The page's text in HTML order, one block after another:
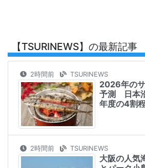
【TSURINEWS】の最新記事
2時間前 TSURINEWS
2026年の
予測 日本
年度の4割
2時間前 TSURINEWS
大阪の人気